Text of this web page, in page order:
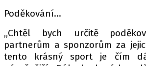
Poděkování…
„Chtěl bych určitě
partnerům a sponzorům za
tento krásný sport je čím